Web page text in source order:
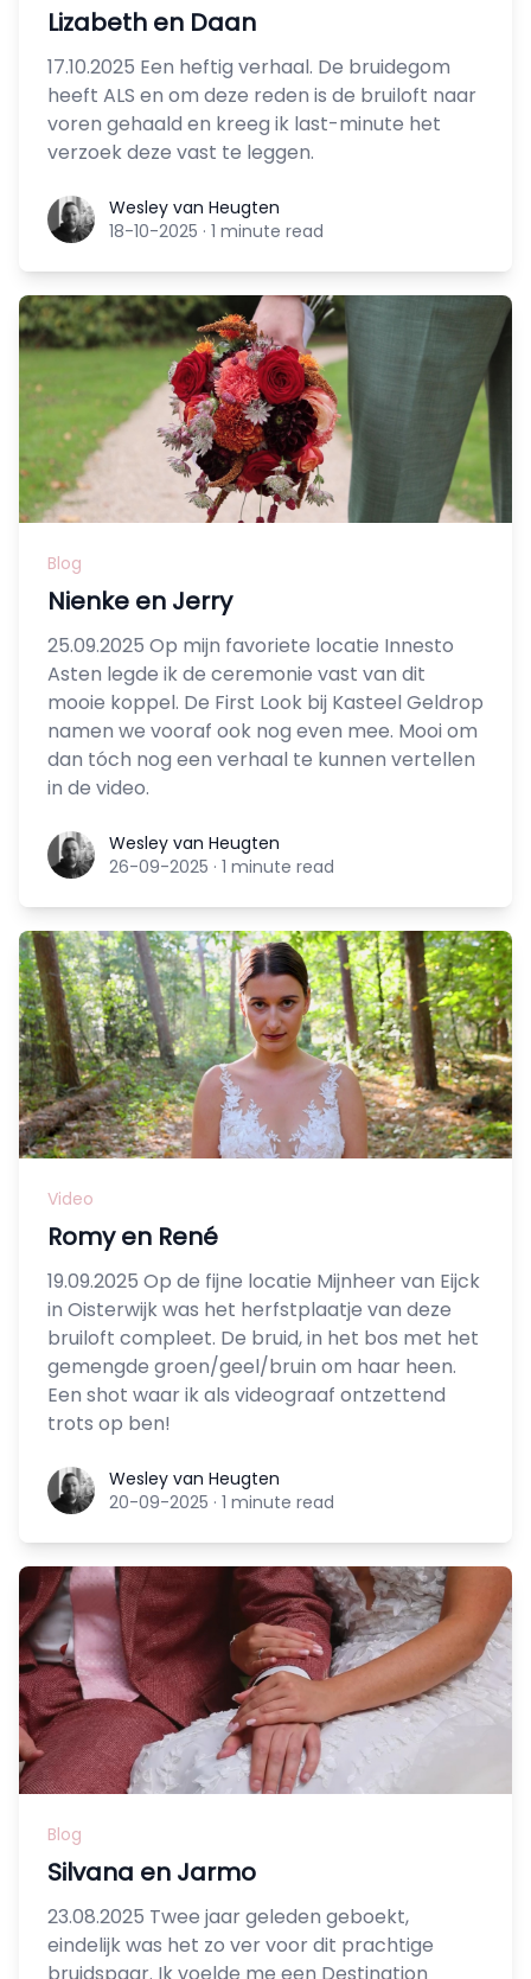
Lizabeth en Daan
17.10.2025 Een heftig verhaal. De bruidegom
heeft ALS en om deze reden is de bruiloft naar
voren gehaald en kreeg ik last-minute het
verzoek deze vast te leggen.
Wesley van Heugten
Wesley van Heugten
18-10-2025 · 1 minute read
Blog
Nienke en Jerry
25.09.2025 Op mijn favoriete locatie Innesto
Asten legde ik de ceremonie vast van dit
mooie koppel. De First Look bij Kasteel Geldrop
namen we vooraf ook nog even mee. Mooi om
dan tóch nog een verhaal te kunnen vertellen
in de video.
Wesley van Heugten
Wesley van Heugten
26-09-2025 · 1 minute read
Video
Romy en René
19.09.2025 Op de fijne locatie Mijnheer van Eijck
in Oisterwijk was het herfstplaatje van deze
bruiloft compleet. De bruid, in het bos met het
gemengde groen/geel/bruin om haar heen.
Een shot waar ik als videograaf ontzettend
trots op ben!
Wesley van Heugten
Wesley van Heugten
20-09-2025 · 1 minute read
Blog
Silvana en Jarmo
23.08.2025 Twee jaar geleden geboekt,
eindelijk was het zo ver voor dit prachtige